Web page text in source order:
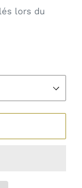
lors du